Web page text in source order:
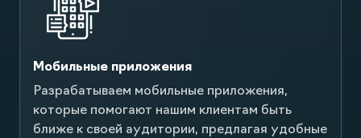
Мобильные приложения
Разрабатываем мобильные приложения,
которые помогают нашим клиентам быть
ближе к своей аудитории, предлагая удобные